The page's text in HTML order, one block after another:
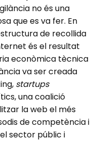
no és una
que es va fer. En
de recollida
és el resultat
econòmica tècnica
va ser creada
startups
una coalició
la web el més
de competència i
sector públic i